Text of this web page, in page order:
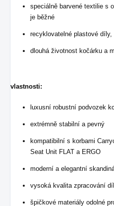
speciálně barvené textilie s
je běžné
recyklovatelné plastové
dlouhá životnost kočárku a
vlastnosti:
luxusní robustní podvozek
extrémně stabilní a pevný
kompatibilní s korbami
Seat Unit FLAT a ERGO
moderní a elegantní
vysoká kvalita zpracování
špičkové materiály odolné